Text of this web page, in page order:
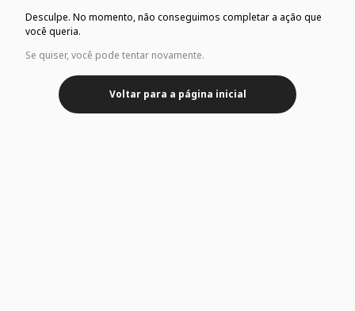
Desculpe. No momento, não conseguimos completar a ação que
você queria.
Se quiser, você pode tentar novamente.
Voltar para a página inicial